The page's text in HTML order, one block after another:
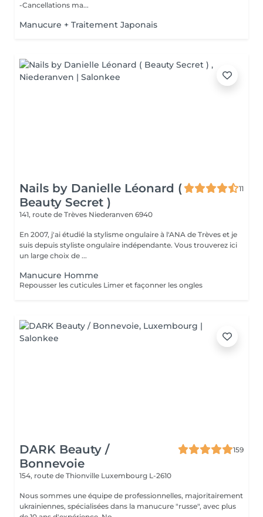
-Cancellations ma...
Manucure + Traitement Japonais
Nails by Danielle Léonard (
Beauty Secret )
11
141, route de Trèves Niederanven 6940
En 2007, j'ai étudié la stylisme ongulaire à l'ANA de Trèves et je
suis depuis styliste ongulaire indépendante. Vous trouverez ici
un large choix de ...
Manucure Homme
Repousser les cuticules Limer et façonner les ongles
DARK Beauty /
Bonnevoie
159
154, route de Thionville Luxembourg L-2610
Nous sommes une équipe de professionnelles, majoritairement
ukrainiennes, spécialisées dans la manucure "russe", avec plus